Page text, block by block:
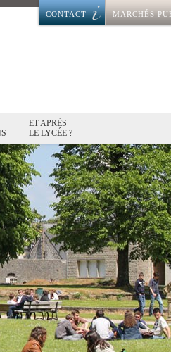
CONTACT MARCHÉS
ET APRÈS
LE LYCÉE ?